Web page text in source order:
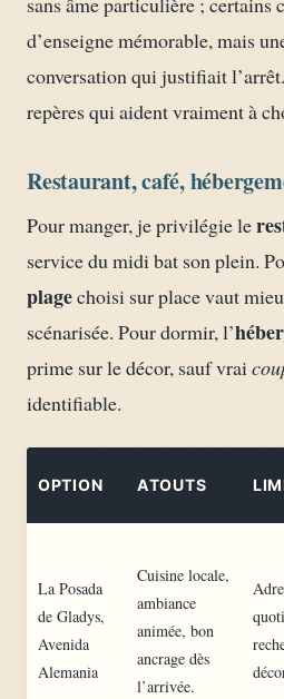
d’enseigne mémorable, mais
conversation qui justifiait
repères qui aident vraiment à
Restaurant, café,
Pour manger, je privilégie le
service du midi bat son plein.
plagechoisi sur place vaut
scénarisée. Pour dormir, l’
prime sur le décor, sauf vrai
identifiable.
OPTION ATOUTS
La Posada
de Gladys,
Avenida
Alemania
Cuisine locale,
ambiance
animée, bon
ancrage dès
l’arrivée.